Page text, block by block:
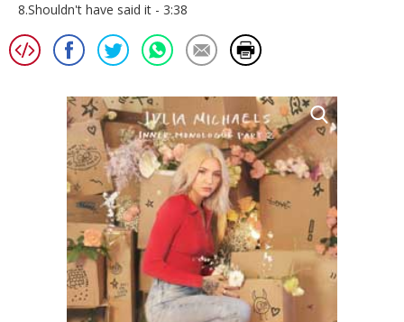
8.Shouldn't have said it - 3:38